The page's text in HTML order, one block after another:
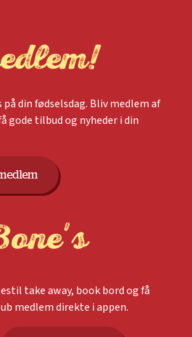
på din fødselsdag. Bliv medlem af
gode tilbud og nyheder i din
take away, book bord og få
medlem direkte i appen.